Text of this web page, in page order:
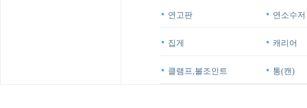
연고판 연소수저
집게 캐리어
클램프,볼조인트 통(캔)